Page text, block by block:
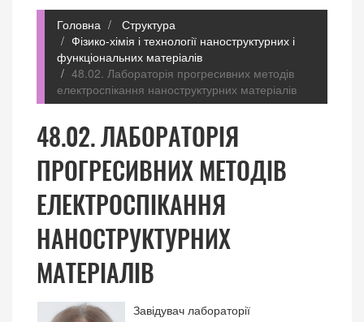
Головна
Структура
Фізико-хімія і технології наноструктурних і
функціональних матеріалів
48.02. Лабораторія прогресивних методів
електроспікання наноструктурних матеріалів
48.02. ЛАБОРАТОРІЯ
ПРОГРЕСИВНИХ МЕТОДІВ
ЕЛЕКТРОСПІКАННЯ
НАНОСТРУКТУРНИХ
МАТЕРІАЛІВ
Завідувач лабораторії